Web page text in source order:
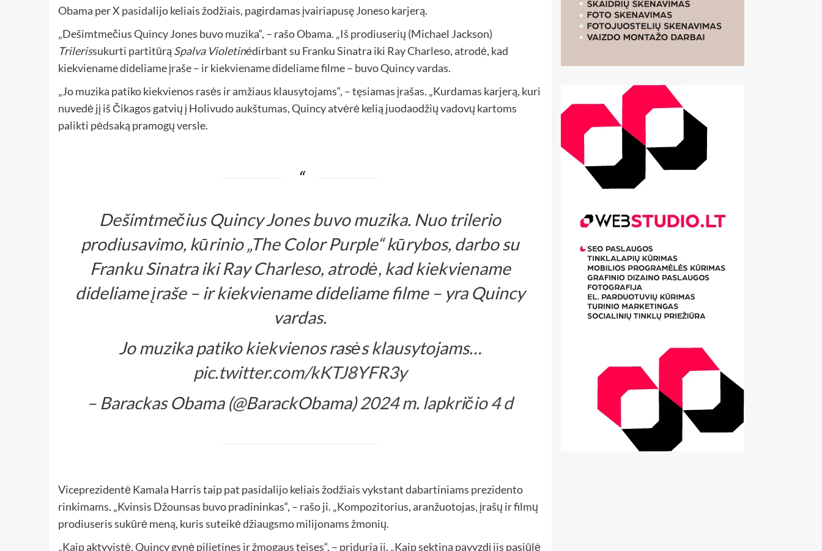
Obama per X pasidalijo keliais žodžiais, pagirdamas įvairiapusę Joneso karjerą.
„Dešimtmečius Quincy Jones buvo muzika“, – rašo Obama. „Iš prodiuserių (Michael Jackson)
Trilerissukurti partitūrą Spalva Violetinėdirbant su Franku Sinatra iki Ray Charleso, atrodė, kad
kiekviename dideliame įraše – ir kiekviename dideliame filme – buvo Quincy vardas.
„Jo muzika patiko kiekvienos rasės ir amžiaus klausytojams“, – tęsiamas įrašas. „Kurdamas karjerą, kuri
nuvedė jį iš Čikagos gatvių į Holivudo aukštumas, Quincy atvėrė kelią juodaodžių vadovų kartoms
palikti pėdsaką pramogų versle.
Dešimtmečius Quincy Jones buvo muzika. Nuo trilerio
prodiusavimo, kūrinio „The Color Purple“ kūrybos, darbo su
Franku Sinatra iki Ray Charleso, atrodė, kad kiekviename
dideliame įraše – ir kiekviename dideliame filme – yra Quincy
vardas.
Jo muzika patiko kiekvienos rasės klausytojams…
pic.twitter.com/kKTJ8YFR3y
– Barackas Obama (@BarackObama)2024 m. lapkričio 4 d
Viceprezidentė Kamala Harris taip pat pasidalijo keliais žodžiais vykstant dabartiniams prezidento
rinkimams. „Kvinsis Džounsas buvo pradininkas“, – rašo ji. „Kompozitorius, aranžuotojas, įrašų ir filmų
prodiuseris sukūrė meną, kuris suteikė džiaugsmo milijonams žmonių.
„Kaip aktyvistė, Quincy gynė pilietines ir žmogaus teises“, – priduria ji. „Kaip sektiną pavyzdį jis pasiūlė